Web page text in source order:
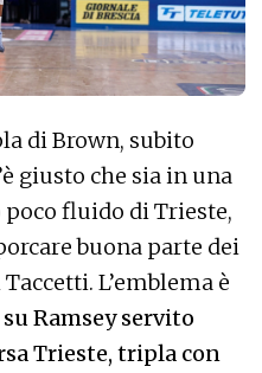
di Brown, subito
giusto che sia in una
poco fluido di Trieste,
buona parte dei
L’emblema è
Ramsey servito
Trieste, tripla con